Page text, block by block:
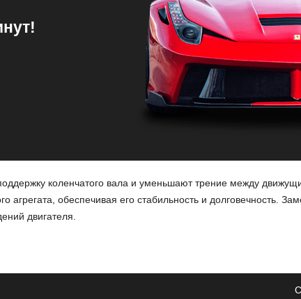
коленчатого вала и уменьшают трение между
обеспечивая его стабильность и долговечность.
двигателя.